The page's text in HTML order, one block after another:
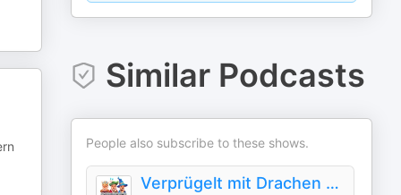
Similar Podcasts
People also subscribe to these shows.
Verprügelt mit Drachen (DnD Pen and Paper)